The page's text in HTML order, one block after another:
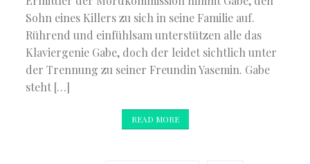
Sohn eines Killers zu sich in seine Familie auf.
Rührend und einfühlsam unterstützen alle das
Klaviergenie Gabe, doch der leidet sichtlich unter
der Trennung zu seiner Freundin Yasemin. Gabe
steht […]
READ MORE